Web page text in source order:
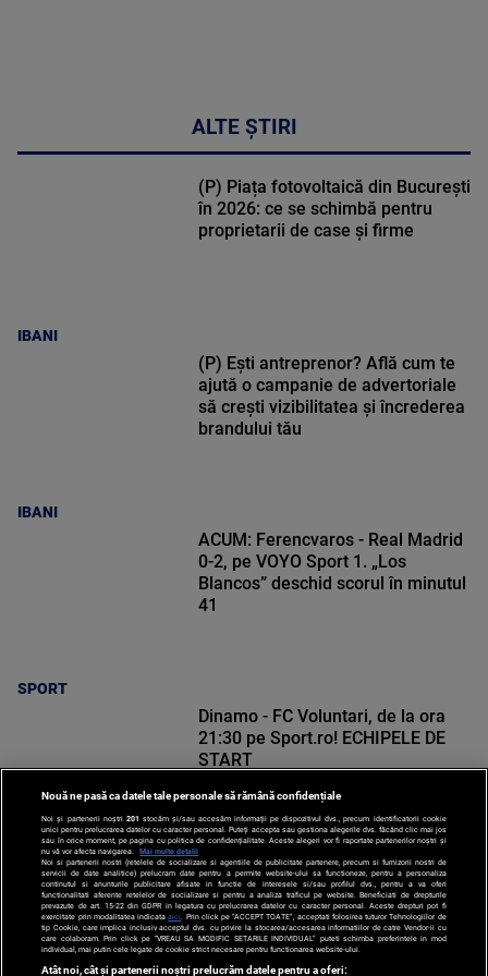
ALTE ȘTIRI
IBANI
(P) Piața fotovoltaică din București
în 2026: ce se schimbă pentru
proprietarii de case și firme
IBANI
(P) Ești antreprenor? Află cum te
ajută o campanie de advertoriale
să crești vizibilitatea și încrederea
brandului tău
SPORT
ACUM: Ferencvaros - Real Madrid
0-2, pe VOYO Sport 1. „Los
Blancos” deschid scorul în minutul
41
SPORT
Dinamo - FC Voluntari, de la ora
21:30 pe Sport.ro! ECHIPELE DE
START
Nouă ne pasă ca datele tale personale să rămână confidențiale
Noi și partenerii noștri 201 stocăm și/sau accesăm informații pe dispozitivul dvs., precum identificatorii cookie
unici pentru prelucrarea datelor cu caracter personal. Puteți accepta sau gestiona alegerile dvs. făcând clic mai jos
sau în orice moment, pe pagina cu politica de confidențialitate. Aceste alegeri vor fi raportate partenerilor noștri și
nu vă vor afecta navigarea.
Mai multe detalii
Noi si partenerii nostri (retelele de socializare si agentiile de publicitate partenere, precum si furnizorii nostri de
servicii de date analitice) prelucram date pentru a permite website-ului sa functioneze, pentru a personaliza
continutul si anunturile publicitare afisate in functie de interesele si/sau profilul dvs., pentru a va oferi
functionalitati aferente retelelor de socializare si pentru a analiza traficul pe website. Beneficiati de drepturile
prevazute de art. 15-22 din GDPR in legatura cu prelucrarea datelor cu caracter personal. Aceste drepturi pot fi
exercitate prin modalitatea indicataaici . Prin click pe “ACCEPT TOATE”, acceptati folosirea tuturor Tehnologiilor de
tip Cookie, care implica inclusiv acceptul dvs. cu privire la stocarea/accesarea informatiilor de catre Vendor-ii cu
care colaboram. Prin click pe “VREAU SA MODIFIC SETARILE INDIVIDUAL” puteti schimba preferintele in mod
individual, mai putin cele legate de cookie strict necesare pentru functionarea website-ului.
Atât noi, cât și partenerii noștri prelucrăm datele pentru a oferi: